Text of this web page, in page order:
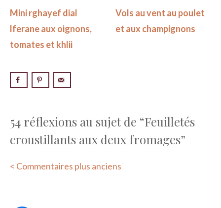
Mini rghayef dial
lferane aux oignons,
tomates et khlii
Vols au vent au poulet
et aux champignons
54 réflexions au sujet de “Feuilletés
croustillants aux deux fromages”
Navigation
< Commentaires plus anciens